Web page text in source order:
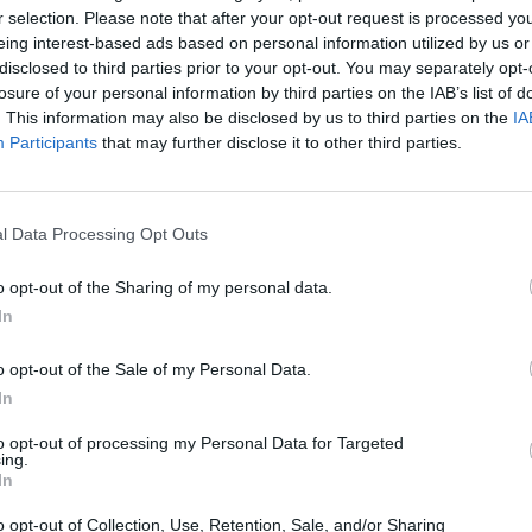
selection. Please note that after your opt-out request is processed
interest-based ads based on personal information utilized by us
to third parties prior to your opt-out. You may separately
of your personal information by third parties on the IAB’s list of
This information may also be disclosed by us to third parties on the
Participants that may further disclose it to other third parties.
Data Processing Opt Outs
opt-out of the Sharing of my personal data.
opt-out of the Sale of my Personal Data.
opt-out of processing my Personal Data for Targeted
opt-out of Collection, Use, Retention, Sale, and/or Sharing
reitingas – į viršų
„Žalgirio“ galvos
skausmai
kelionę į Juodkalniją:
iškovojamos dėl
didelio atsidavimo